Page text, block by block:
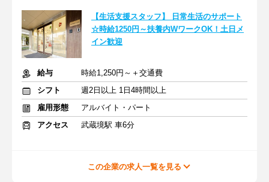
【生活支援スタッフ】 日常生活のサポート
☆時給1250円～扶養内WワークOK！土日メ
イン歓迎
給与
時給1,250円～＋交通費
シフト
週2日以上 1日4時間以上
雇用形態
アルバイト・パート
アクセス
武蔵境駅 車6分
この企業の求人一覧を見る